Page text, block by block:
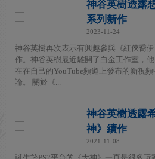
神谷英樹透露
系列新作
2023-11-24
神谷英樹再次表示有興趣參與《紅俠喬
作。神谷英樹最近離開了白金工作室，
在在自己的YouTube頻道上發布的新視
論。 關於《...
神谷英樹透露
神》續作
2021-11-08